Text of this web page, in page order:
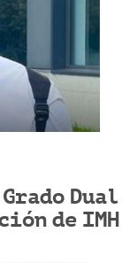
Dual
de IMH